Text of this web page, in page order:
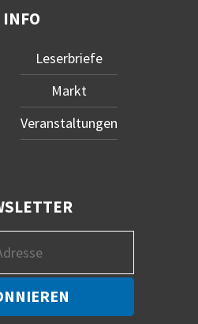
INFO
Leserbriefe
Markt
Veranstaltungen